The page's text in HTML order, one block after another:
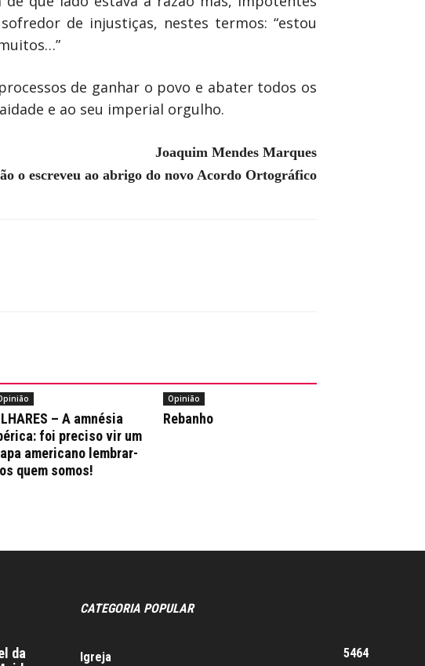
de injustiças, nestes termos: “estou
de ganhar o povo e abater todos os
e ao seu imperial orgulho.
Joaquim Mendes Marques
o escreveu ao abrigo do novo Acordo Ortográfico
– A amnésia
foi preciso vir um
americano lembrar-
quem somos!
Opinião
Rebanho
da
CATEGORIA POPULAR
Igreja 5464